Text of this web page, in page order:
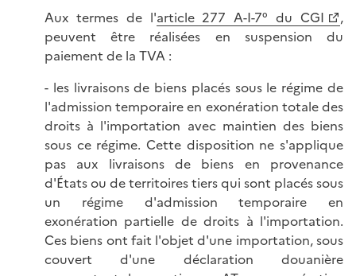
Aux termes de l'article 277 A-I-7° du CGI
,
peuvent être réalisées en suspension du
paiement de la TVA :
- les livraisons de biens placés sous le régime de
l'admission temporaire en exonération totale des
droits à l'importation avec maintien des biens
sous ce régime. Cette disposition ne s'applique
pas aux livraisons de biens en provenance
d'États ou de territoires tiers qui sont placés sous
un régime d'admission temporaire en
exonération partielle de droits à l'importation.
Ces biens ont fait l'objet d'une importation, sous
couvert d'une déclaration douanière